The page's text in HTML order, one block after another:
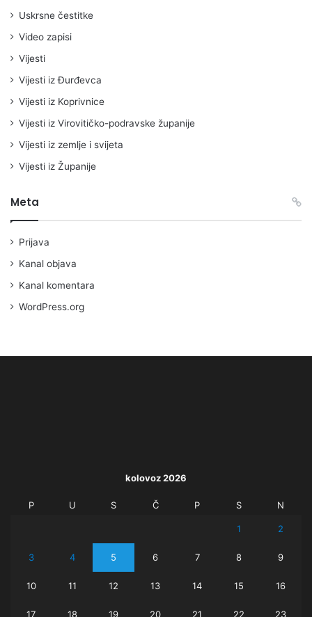
Uskrsne čestitke
Video zapisi
Vijesti
Vijesti iz Đurđevca
Vijesti iz Koprivnice
Vijesti iz Virovitičko-podravske županije
Vijesti iz zemlje i svijeta
Vijesti iz Županije
Meta
Prijava
Kanal objava
Kanal komentara
WordPress.org
kolovoz 2026
P U S Č P S N
1 2
3 4 5 6 7 8 9
10 11 12 13 14 15 16
17 18 19 20 21 22 23